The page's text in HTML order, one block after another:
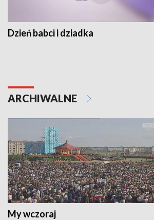
Dzień babci i dziadka
ARCHIWALNE
My wczoraj